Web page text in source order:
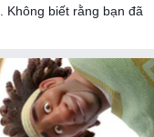
Không biết rằng bạn đã